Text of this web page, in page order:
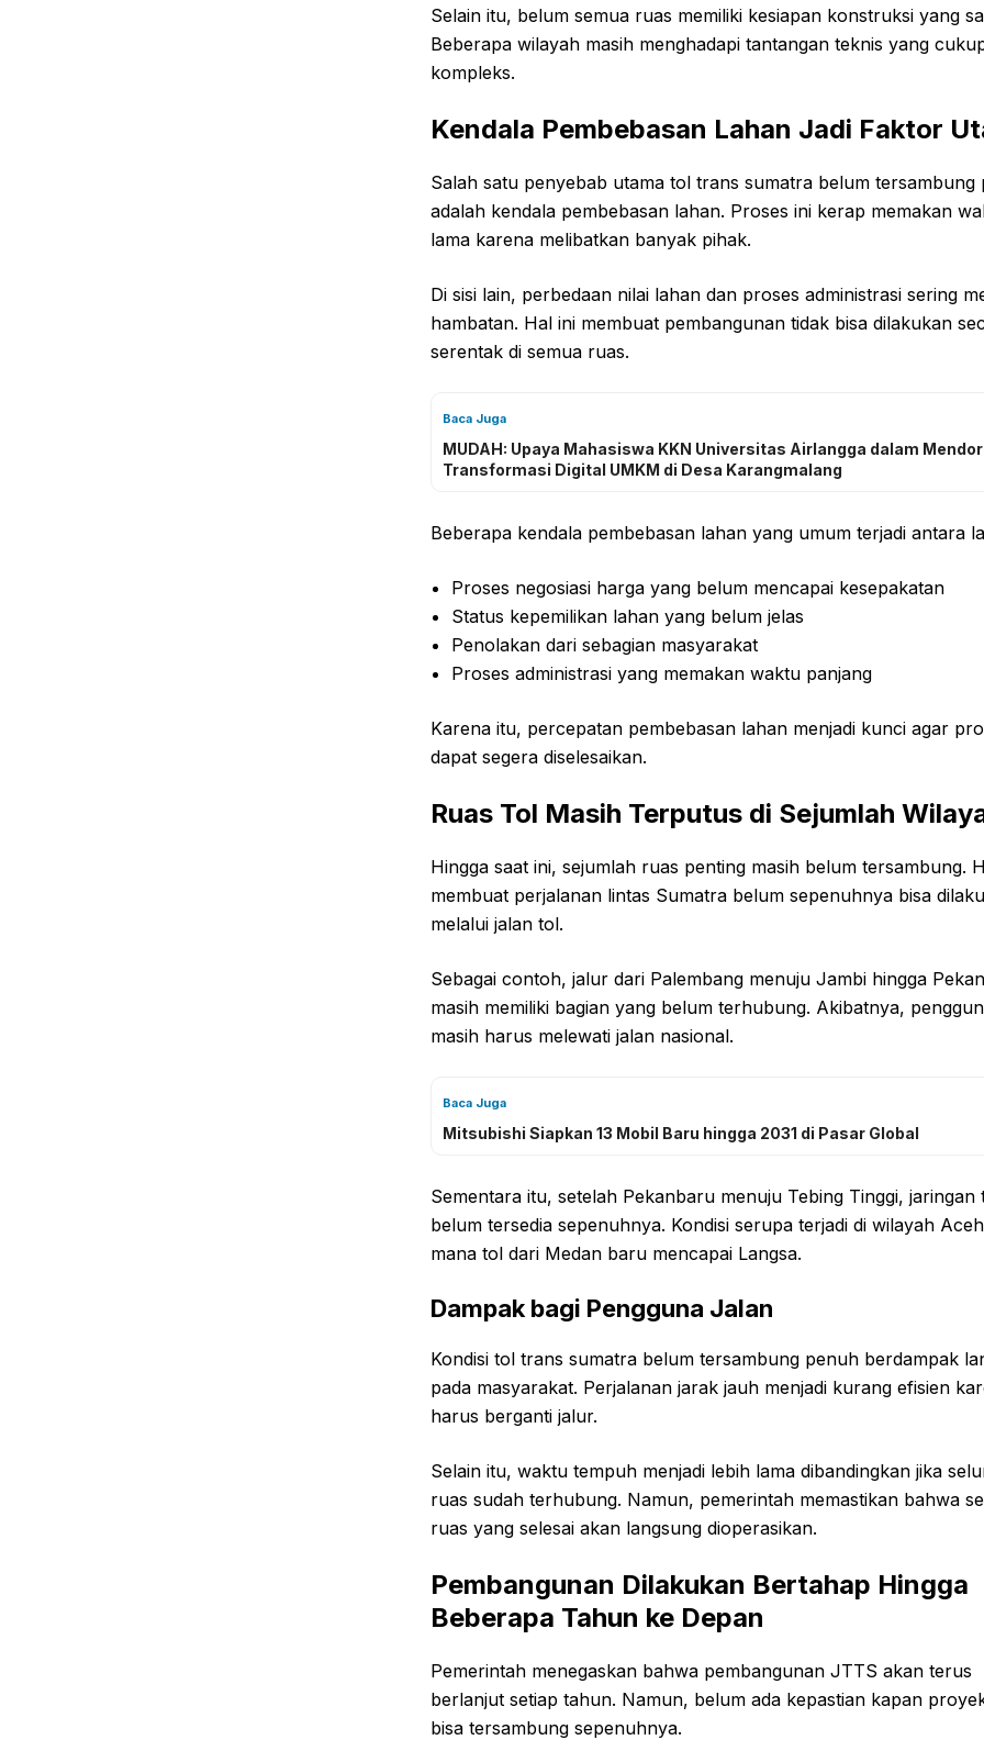
Selain itu, belum semua ruas memiliki kesiapan konstruksi yang
Beberapa wilayah masih menghadapi tantangan teknis yang
kompleks.
Kendala Pembebasan Lahan Jadi Faktor
Salah satu penyebab utama tol trans sumatra belum tersambung
adalah kendala pembebasan lahan. Proses ini kerap memakan
lama karena melibatkan banyak pihak.
Di sisi lain, perbedaan nilai lahan dan proses administrasi sering
hambatan. Hal ini membuat pembangunan tidak bisa dilakukan
serentak di semua ruas.
Baca Juga
MUDAH: Upaya Mahasiswa KKN Universitas Airlangga dalam
Transformasi Digital UMKM di Desa Karangmalang
Beberapa kendala pembebasan lahan yang umum terjadi antara
Proses negosiasi harga yang belum mencapai kesepakatan
Status kepemilikan lahan yang belum jelas
Penolakan dari sebagian masyarakat
Proses administrasi yang memakan waktu panjang
Karena itu, percepatan pembebasan lahan menjadi kunci agar
dapat segera diselesaikan.
Ruas Tol Masih Terputus di Sejumlah
Hingga saat ini, sejumlah ruas penting masih belum tersambung.
membuat perjalanan lintas Sumatra belum sepenuhnya bisa
melalui jalan tol.
Sebagai contoh, jalur dari Palembang menuju Jambi hingga
masih memiliki bagian yang belum terhubung. Akibatnya,
masih harus melewati jalan nasional.
Baca Juga
Mitsubishi Siapkan 13 Mobil Baru hingga 2031 di Pasar Global
Sementara itu, setelah Pekanbaru menuju Tebing Tinggi, jaringan
belum tersedia sepenuhnya. Kondisi serupa terjadi di wilayah
mana tol dari Medan baru mencapai Langsa.
Dampak bagi Pengguna Jalan
Kondisi tol trans sumatra belum tersambung penuh berdampak
pada masyarakat. Perjalanan jarak jauh menjadi kurang efisien
harus berganti jalur.
Selain itu, waktu tempuh menjadi lebih lama dibandingkan jika
ruas sudah terhubung. Namun, pemerintah memastikan bahwa
ruas yang selesai akan langsung dioperasikan.
Pembangunan Dilakukan Bertahap Hingga
Beberapa Tahun ke Depan
Pemerintah menegaskan bahwa pembangunan JTTS akan terus
berlanjut setiap tahun. Namun, belum ada kepastian kapan
bisa tersambung sepenuhnya.